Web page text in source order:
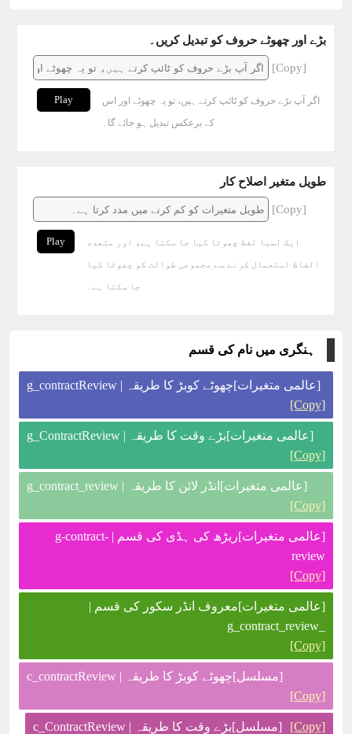
بڑے اور چھوٹے حروف کو تبدیل کریں۔
[Copy]
Play
اگر آپ بڑے حروف کو ٹائپ کرتے ہیں، تو یہ چھوٹے اور اس
کے برعکس تبدیل ہو جائے گا۔
طویل متغیر اصلاح کار
[Copy]
Play
ایک لمبا لفظ چھوٹا کیا جا سکتا ہے، اور متعدد
الفاظ استعمال کرنے سے مجموعی طوالت کو چھوٹا کیا
جا سکتا ہے۔
ہنگری میں نام کی قسم
[عالمی متغیرات]چھوٹے کوبڑ کا طریقہ | g_contractReview
[Copy]
[عالمی متغیرات]بڑے وقت کا طریقہ | g_ContractReview
[Copy]
[عالمی متغیرات]انڈر لائن کا طریقہ | g_contract_review
[Copy]
[عالمی متغیرات]ریڑھ کی ہڈی کی قسم | g-contract-
review
[Copy]
[عالمی متغیرات]معروف انڈر سکور کی قسم |
_g_contract_review
[Copy]
[مسلسل]چھوٹے کوبڑ کا طریقہ | c_contractReview
[Copy]
[مسلسل]بڑے وقت کا طریقہ | c_ContractReview [Copy]